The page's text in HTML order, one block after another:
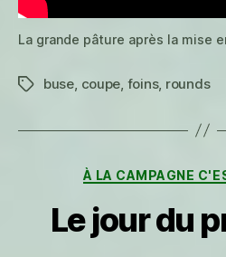
La grande pâture après la mise
Étiquettes
buse coupe foins, rounds
À LA CAMPAGNE
Le jour du